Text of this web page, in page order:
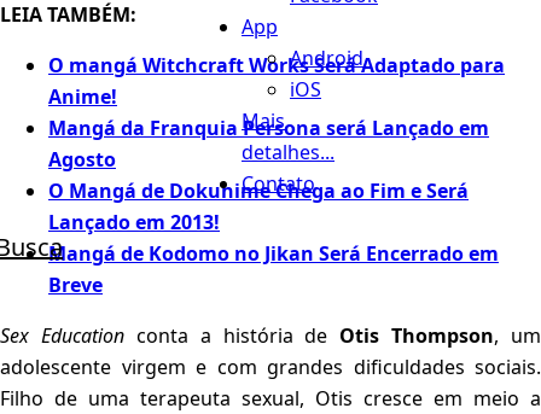
App
Android
iOS
Mais
detalhes...
Contato
LEIA TAMBÉM:
O mangá Witchcraft Works Será Adaptado para
Anime!
Mangá da Franquia Persona será Lançado em
Agosto
O Mangá de Dokuhime Chega ao Fim e Será
Lançado em 2013!
Mangá de Kodomo no Jikan Será Encerrado em
Breve
Sex Educationconta a história de Otis Thompson, um
adolescente virgem e com grandes dificuldades sociais.
Filho de uma terapeuta sexual, Otis cresce em meio a